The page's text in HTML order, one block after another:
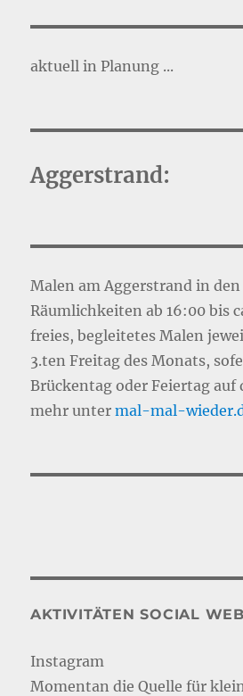
aktuell in Planung ...
Aggerstrand:
Malen am Aggerstrand in den
Räumlichkeiten ab 16:00 bis
freies, begleitetes Malen
3.ten Freitag des Monats,
Brückentag oder Feiertag auf
mehr untermal-mal-wied
AKTIVITÄTEN SOCIAL WEB
Instagram
Momentan die Quelle für